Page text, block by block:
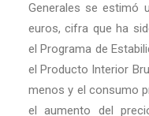
Generales se estimó
euros, cifra que ha
el Programa de
el Producto Interior
menos y el consumo
el aumento del